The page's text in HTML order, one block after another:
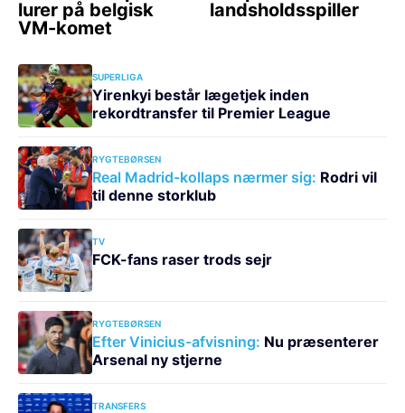
SUPERLIGA
Yirenkyi består lægetjek inden
rekordtransfer til Premier League
RYGTEBØRSEN
Real Madrid-kollaps nærmer sig: Rodri vil
til denne storklub
TV
FCK-fans raser trods sejr
RYGTEBØRSEN
Efter Vinicius-afvisning: Nu præsenterer
Arsenal ny stjerne
TRANSFERS